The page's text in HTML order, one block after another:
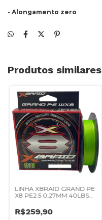
• Alongamento zero
Produtos similares
LINHA XBRAID GRAND PE
X8 PE2.5 0,27MM 40LBS
R$259,90